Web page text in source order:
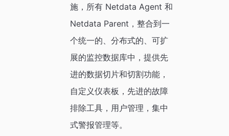
施，所有 Netdata Agent 和
Netdata Parent，整合到一
个统一的、分布式的、可扩
展的监控数据库中，提供先
进的数据切片和切割功能，
自定义仪表板，先进的故障
排除工具，用户管理，集中
式警报管理等。